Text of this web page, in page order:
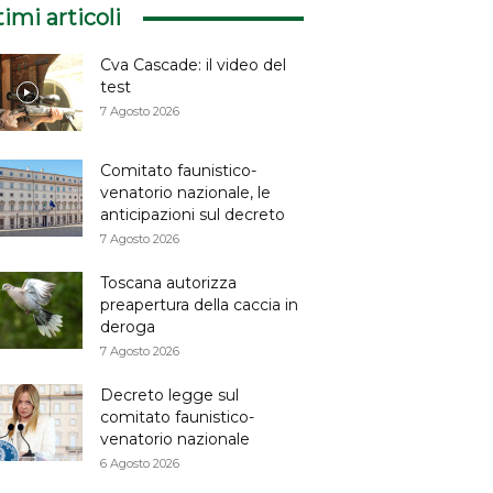
articoli
Cva Cascade: il video del
test
7 Agosto 2026
Comitato faunistico-
venatorio nazionale, le
anticipazioni sul decreto
7 Agosto 2026
Toscana autorizza
preapertura della caccia in
deroga
7 Agosto 2026
Decreto legge sul
comitato faunistico-
venatorio nazionale
6 Agosto 2026